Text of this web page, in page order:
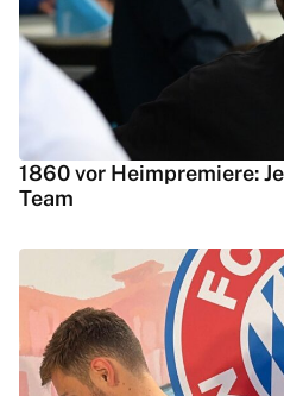
1860 vor Heimpremiere:
Team